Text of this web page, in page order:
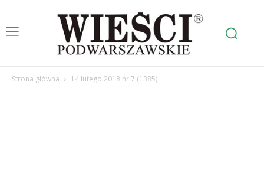
Strona główna 14 lutego 2018 nr 7 (1385)